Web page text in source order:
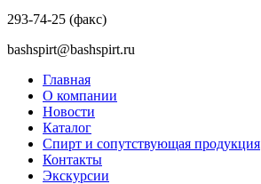
293-74-25 (факс)
bashspirt@bashspirt.ru
Главная
О компании
Новости
Каталог
Спирт и сопутствующая продукция
Контакты
Экскурсии